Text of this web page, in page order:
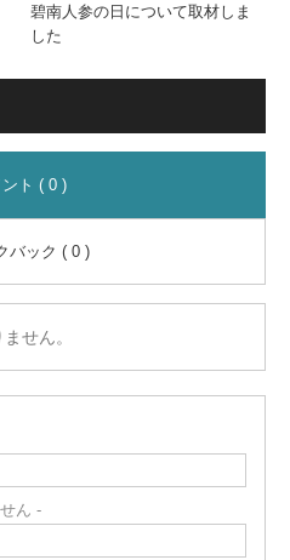
碧南人参の日について取材しま
した
ント ( 0 )
バック ( 0 )
せん。
ん -